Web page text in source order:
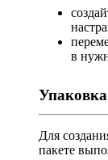
в
Упаковка
Для
пакете